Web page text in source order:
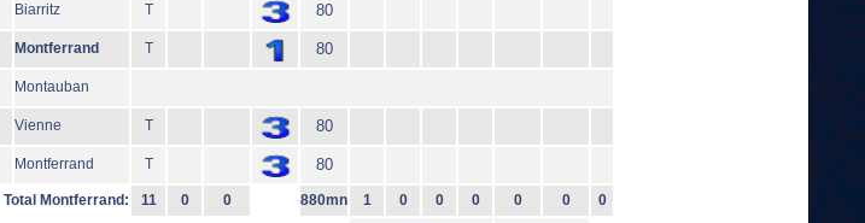
Biarritz T 80
Montferrand T 80
Montauban
Vienne T 80
Montferrand T 80
Total Montferrand: 11 0 0 880mn 1 0 0 0 0 0
0